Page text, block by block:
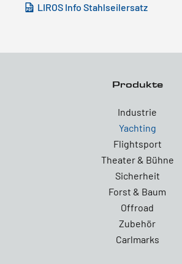
LIROS Info Stahlseilersatz
Produkte
Industrie
Yachting
Flightsport
Theater & Bühne
Sicherheit
Forst & Baum
Offroad
Zubehör
Carlmarks